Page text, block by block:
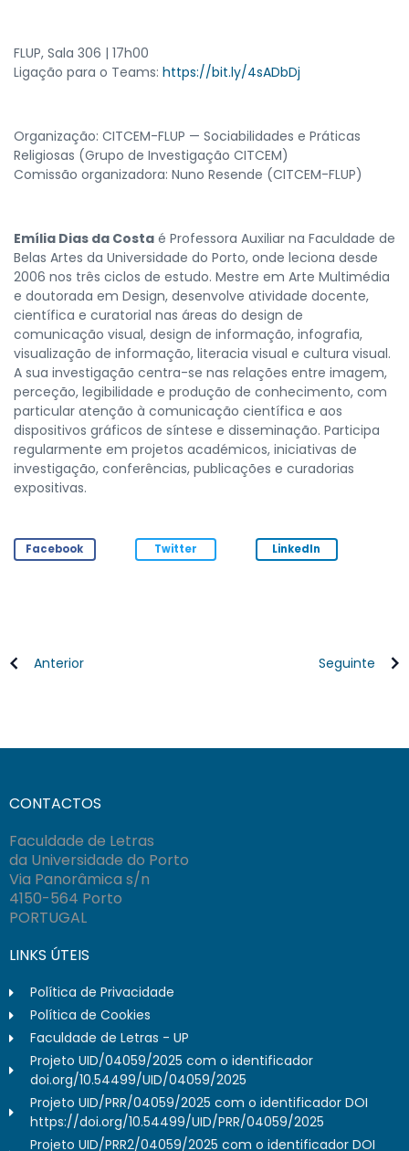
FLUP, Sala 306 | 17h00
Ligação para o Teams: https://bit.ly/4sADbDj
Organização: CITCEM-FLUP — Sociabilidades e Práticas
Religiosas (Grupo de Investigação CITCEM)
Comissão organizadora: Nuno Resende (CITCEM-FLUP)
Emília Dias da Costa é Professora Auxiliar na Faculdade de
Belas Artes da Universidade do Porto, onde leciona desde
2006 nos três ciclos de estudo. Mestre em Arte Multimédia
e doutorada em Design, desenvolve atividade docente,
científica e curatorial nas áreas do design de
comunicação visual, design de informação, infografia,
visualização de informação, literacia visual e cultura visual.
A sua investigação centra-se nas relações entre imagem,
perceção, legibilidade e produção de conhecimento, com
particular atenção à comunicação científica e aos
dispositivos gráficos de síntese e disseminação. Participa
regularmente em projetos académicos, iniciativas de
investigação, conferências, publicações e curadorias
expositivas.
Facebook Twitter LinkedIn
Anterior Seguinte
CONTACTOS
Faculdade de Letras
da Universidade do Porto
Via Panorâmica s/n
4150-564 Porto
PORTUGAL
LINKS ÚTEIS
Política de Privacidade
Política de Cookies
Faculdade de Letras - UP
Projeto UID/04059/2025 com o identificador
doi.org/10.54499/UID/04059/2025
Projeto UID/PRR/04059/2025 com o identificador DOI
https://doi.org/10.54499/UID/PRR/04059/2025
Projeto UID/PRR2/04059/2025 com o identificador DOI